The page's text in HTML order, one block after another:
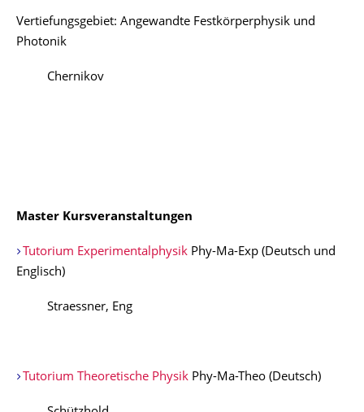
Vertiefungsgebiet: Angewandte Festkörperphysik und
Photonik
Chernikov
Master Kursveranstaltungen
Tutorium Experimentalphysik Phy-Ma-Exp (Deutsch und
Englisch)
Straessner, Eng
Tutorium Theoretische Physik Phy-Ma-Theo (Deutsch)